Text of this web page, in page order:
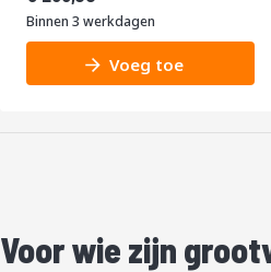
Binnen 3 werkdagen
Voeg toe
Voor wie zijn